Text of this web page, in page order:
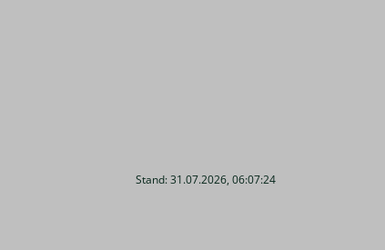
Stand: 31.07.2026, 06:07:24